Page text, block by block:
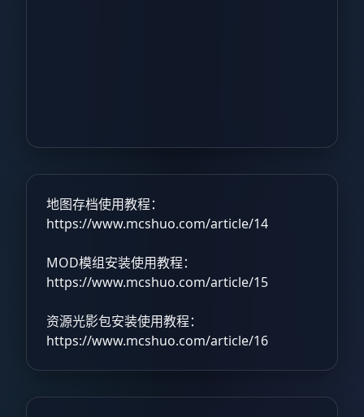
地图存档使用教程：
https://www.mcshuo.com/article/14
MOD模组安装使用教程：
https://www.mcshuo.com/article/15
资源光影包安装使用教程：
https://www.mcshuo.com/article/16